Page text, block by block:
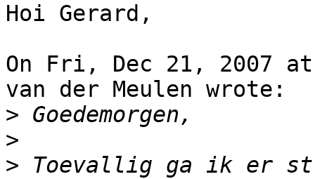
Hoi Gerard,
On Fri, Dec 21, 2007 at
van der Meulen wrote:
>
>
> Toevallig ga ik er